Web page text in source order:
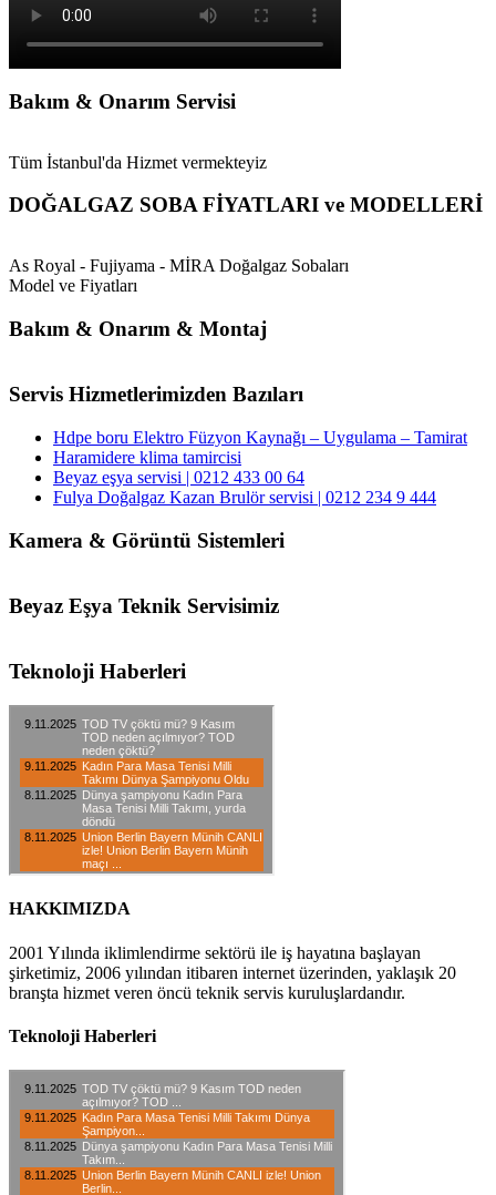
Bakım & Onarım Servisi
Tüm İstanbul'da Hizmet vermekteyiz
DOĞALGAZ SOBA FİYATLARI ve MODELLERİ
As Royal - Fujiyama - MİRA Doğalgaz Sobaları
Model ve Fiyatları
Bakım & Onarım & Montaj
Servis Hizmetlerimizden Bazıları
Hdpe boru Elektro Füzyon Kaynağı – Uygulama – Tamirat
Haramidere klima tamircisi
Beyaz eşya servisi | 0212 433 00 64
Fulya Doğalgaz Kazan Brulör servisi | 0212 234 9 444
Kamera & Görüntü Sistemleri
Beyaz Eşya Teknik Servisimiz
Teknoloji Haberleri
HAKKIMIZDA
2001 Yılında iklimlendirme sektörü ile iş hayatına başlayan
şirketimiz, 2006 yılından itibaren internet üzerinden, yaklaşık 20
branşta hizmet veren öncü teknik servis kuruluşlardandır.
Teknoloji Haberleri